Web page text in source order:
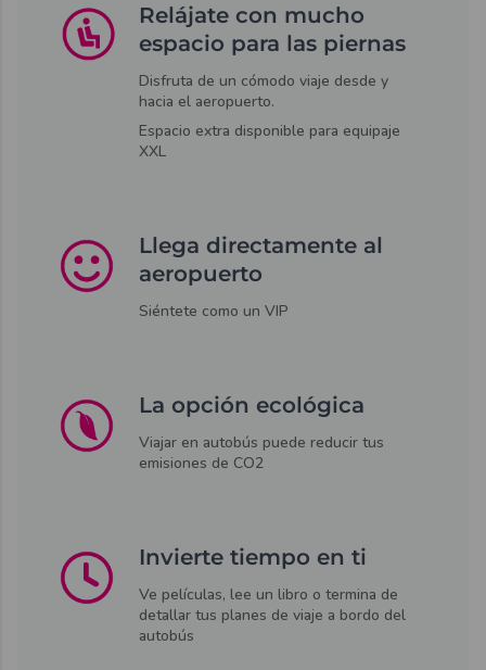
Relájate con mucho
espacio para las piernas
Disfruta de un cómodo viaje desde y
hacia el aeropuerto.
Espacio extra disponible para equipaje
XXL
Llega directamente al
aeropuerto
Siéntete como un VIP
La opción ecológica
Viajar en autobús puede reducir tus
emisiones de CO2
Invierte tiempo en ti
Ve películas, lee un libro o termina de
detallar tus planes de viaje a bordo del
autobús